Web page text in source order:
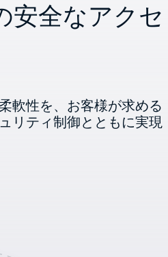
安全なアクセ
軟性を、お客様が求める
リティ制御とともに実現